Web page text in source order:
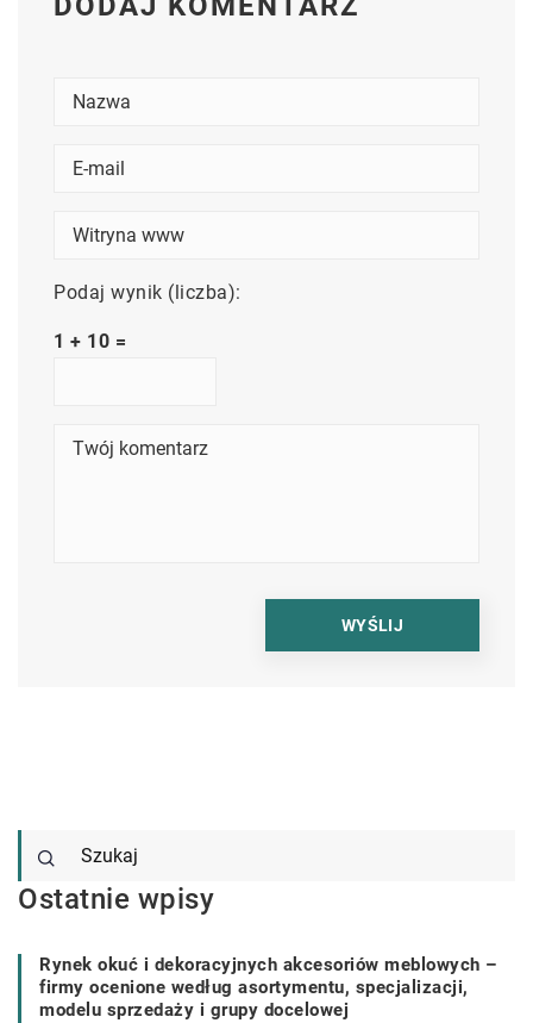
Podaj wynik (liczba):
1 + 10 =
Ostatnie wpisy
Rynek okuć i dekoracyjnych akcesoriów meblowych –
firmy ocenione według asortymentu, specjalizacji,
modelu sprzedaży i grupy docelowej